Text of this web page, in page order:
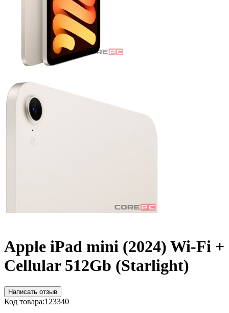
Apple iPad mini (2024) Wi-Fi +
Cellular 512Gb (Starlight)
Написать отзыв
Код товара:123340